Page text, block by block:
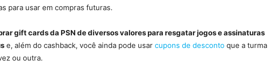
para usar em compras futuras.
gift cards da PSN de diversos valores para resgatar jogos e assinaturas
e, além do cashback, você ainda pode usar cupons de desconto que a turma
ou outra.